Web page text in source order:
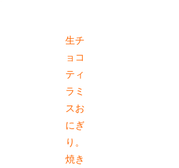
生チ
ョコ
ティ
ラミ
スお
にぎ
り。
焼き